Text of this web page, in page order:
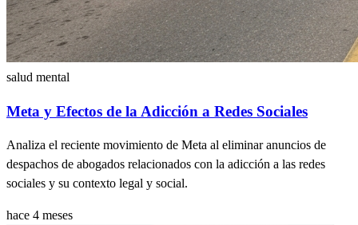
salud mental
Meta y Efectos de la Adicción a Redes Sociales
Analiza el reciente movimiento de Meta al eliminar anuncios de
despachos de abogados relacionados con la adicción a las redes
sociales y su contexto legal y social.
hace 4 meses